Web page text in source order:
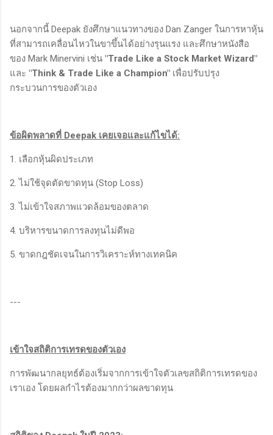
นอกจากนี้ Deepak ยังศึกษาแนวทางของ Dan Zanger ในการหาหุ้น
ที่สามารถเคลื่อนไหวในขาขึ้นได้อย่างรุนแรง และศึกษาหนังสือ
ของ Mark Minervini เช่น "Trade Like a Stock Market Wizard"
และ "Think & Trade Like a Champion" เพื่อปรับปรุง
กระบวนการของตัวเอง
ข้อผิดพลาดที่ Deepak เคยเจอและแก้ไขได้:
1. เลือกหุ้นผิดประเภท
2. ไม่ใช้จุดตัดขาดทุน (Stop Loss)
3. ไม่เข้าใจสภาพแวดล้อมของตลาด
4. บริหารขนาดการลงทุนไม่ดีพอ
5. ขาดกฎชัดเจนในการวิเคราะห์ทางเทคนิค
---
เข้าใจสถิติการเทรดของตัวเอง
การพัฒนากลยุทธ์ต้องเริ่มจากการเข้าใจตัวเลขสถิติการเทรดของ
เราเอง โดยผลกำไรต้องมากกว่าผลขาดทุน